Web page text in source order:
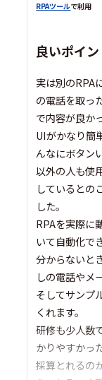
RPAツールで利用
良いポイン
実は別のRPA
の電話を取っ
で内容が良か
UIがかなり簡
んなにボタン
以外の人も使
しているとの
した。
RPAを実際に
いて自動化で
分からないと
しの電話やメ
そしてサンプ
くれます。
研修も少人数
かりやすかっ
採算とれるの